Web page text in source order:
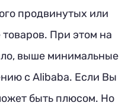
продвинутых или
При этом на
выше минимальные
с Alibaba. Если Вы
быть плюсом. Но